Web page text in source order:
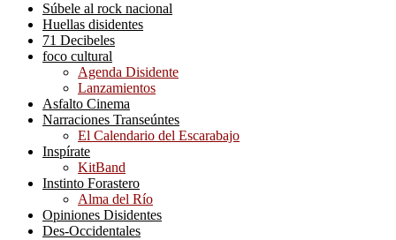
Súbele al rock nacional
Huellas disidentes
71 Decibeles
foco cultural
Agenda Disidente
Lanzamientos
Asfalto Cinema
Narraciones Transeúntes
El Calendario del Escarabajo
Inspírate
KitBand
Instinto Forastero
Alma del Río
Opiniones Disidentes
Des-Occidentales